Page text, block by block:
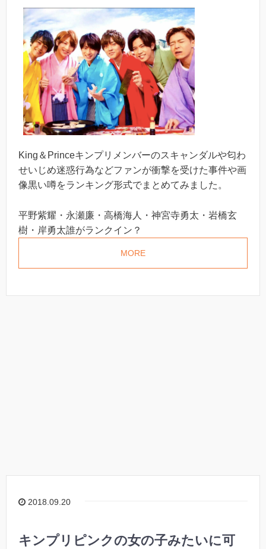
King＆Princeキンプリメンバーのスキャンダルや匂わ
せいじめ迷惑行為などファンが衝撃を受けた事件や画
像黒い噂をランキング形式でまとめてみました。
平野紫耀・永瀬廉・高橋海人・神宮寺勇太・岩橋玄
樹・岸勇太誰がランクイン？
MORE
2018.09.20
キンプリピンクの女の子みたいに可